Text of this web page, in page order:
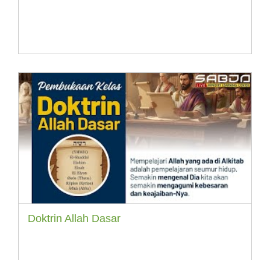
Doktrin Allah Dasar